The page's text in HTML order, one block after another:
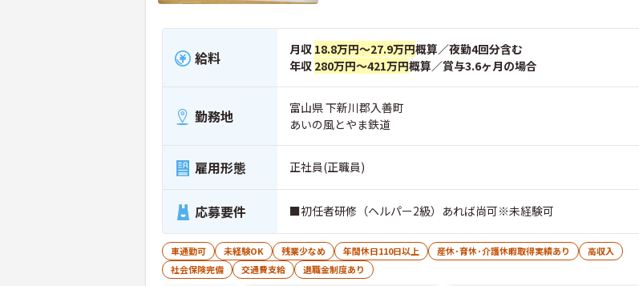
給料 月収 18.8万円～27.9万円概算／夜勤4回分含む
年収 280万円～421万円概算／賞与3.6ヶ月の場合
勤務地
富山県 下新川郡入善町
あいの風とやま鉄道
雇用形態 正社員(正職員)
応募要件 ■初任者研修（ヘルパー2級）あれば尚可※未経験可
車通勤可 未経験OK 残業少なめ 年間休日110日以上 産休･育休･介護休暇取得実績あり
高収入
社会保険完備
交通費支給 退職金制度あり